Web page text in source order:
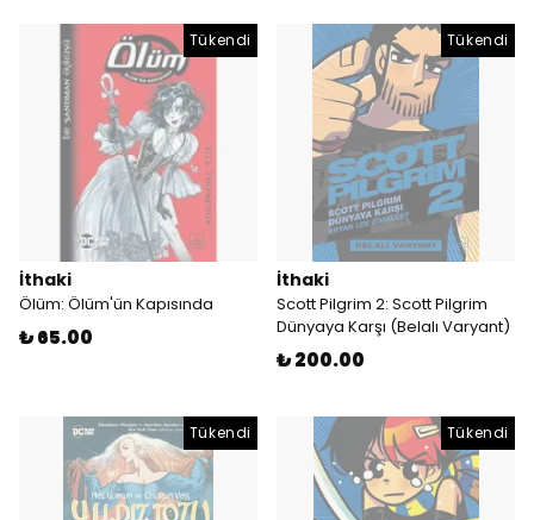
Tükendi
İthaki
Ölüm: Ölüm'ün Kapısında
₺ 65.00
Tükendi
İthaki
Scott Pilgrim 2: Scott Pilgrim
Dünyaya Karşı (Belalı Varyant)
₺ 200.00
Tükendi Tükendi